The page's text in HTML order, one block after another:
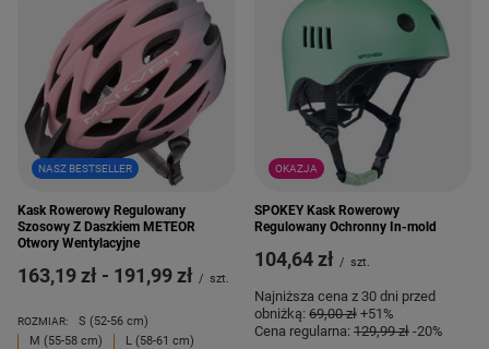
NASZ BESTSELLER
Kask Rowerowy Regulowany
Szosowy Z Daszkiem METEOR
Otwory Wentylacyjne
od
163,19 zł - do
191,99 zł / szt.
ROZMIAR:
S (52-56 cm)
M (55-58 cm)
L (58-61 cm)
OKAZJA
SPOKEY Kask Rowerowy
Regulowany Ochronny In-mold
104,64 zł / szt.
Najniższa cena z 30 dni przed
obniżką: 69,00 zł +51%
Cena regularna: 129,99 zł -20%